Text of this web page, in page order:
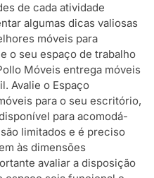
de cada atividade
algumas dicas valiosas
móveis para
o seu espaço de trabalho
Móveis entrega móveis
Avalie o Espaço
para o seu escritório,
para acomodá-
limitados e é preciso
às dimensões
avaliar a disposição